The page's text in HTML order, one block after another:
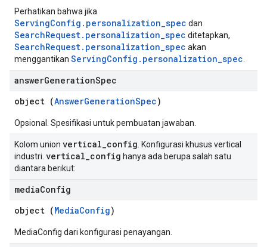
Perhatikan bahwa jika
ServingConfig.personalization_spec dan
SearchRequest.personalization_spec ditetapkan,
SearchRequest.personalization_spec akan
menggantikan ServingConfig.personalization_spec
answerGenerationSpec
object (AnswerGenerationSpec)
Opsional. Spesifikasi untuk pembuatan jawaban.
Kolom union vertical config . Konfigurasi khusus vertical
industri. vertical config hanya ada berupa salah satu
diantara berikut:
mediaConfig
object (MediaConfig)
MediaConfig dari konfigurasi penayangan.